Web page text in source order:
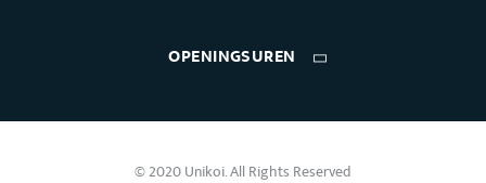
OPENINGSUREN
© 2020 Unikoi. All Rights Reserved